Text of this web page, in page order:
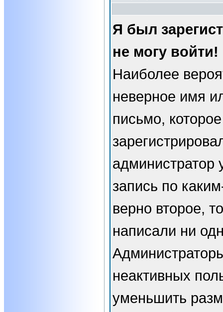
Я был
не могу войти!
Наиболее
неверное имя
письмо,
администратор
запись по
верно второе,
написали ни
неактивных
уменьшить